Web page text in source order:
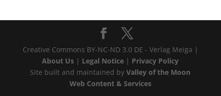
Creative Commons BY-NC-ND 3.0 DE - Verlag Meiga |
About Us | Legal Notice | Privacy Policy
Site built and maintained byValley of the Moon
Web Content & Services